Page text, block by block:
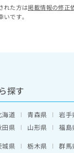
れた方は掲載情報の修正
です。
探す
海道 青森県 岩手
田県
山形県
福島
城県 栃木県 群馬